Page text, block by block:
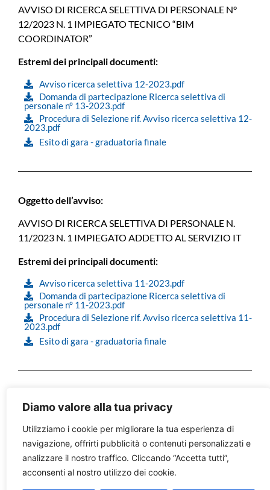
Diamo valore alla tua privacy
Utilizziamo i cookie per migliorare la tua esperienza di
navigazione, offrirti pubblicità o contenuti personalizzati e
analizzare il nostro traffico. Cliccando “Accetta tutti”,
acconsenti al nostro utilizzo dei cookie.
AVVISO DI RICERCA SELETTIVA DI PERSONALE N°
12/2023 N. 1 IMPIEGATO TECNICO “BIM
COORDINATOR”
Estremi dei principali documenti:
Avviso ricerca selettiva 12-2023.pdf
Domanda di partecipazione Ricerca selettiva di
personale n° 13-2023.pdf
Procedura di Selezione rif. Avviso ricerca selettiva 12-
2023.pdf
Esito di gara - graduatoria finale
Oggetto dell’avviso:
AVVISO DI RICERCA SELETTIVA DI PERSONALE N.
11/2023 N. 1 IMPIEGATO ADDETTO AL SERVIZIO IT
Estremi dei principali documenti:
Avviso ricerca selettiva 11-2023.pdf
Domanda di partecipazione Ricerca selettiva di
personale n° 11-2023.pdf
Procedura di Selezione rif. Avviso ricerca selettiva 11-
2023.pdf
Esito di gara - graduatoria finale
09/2023 – N.1 IMPIEGATO RESPONSABILE IMPIANTI
DI MONTECCHIO MAGGIORE E LONIGO
Estremi dei principali documenti: